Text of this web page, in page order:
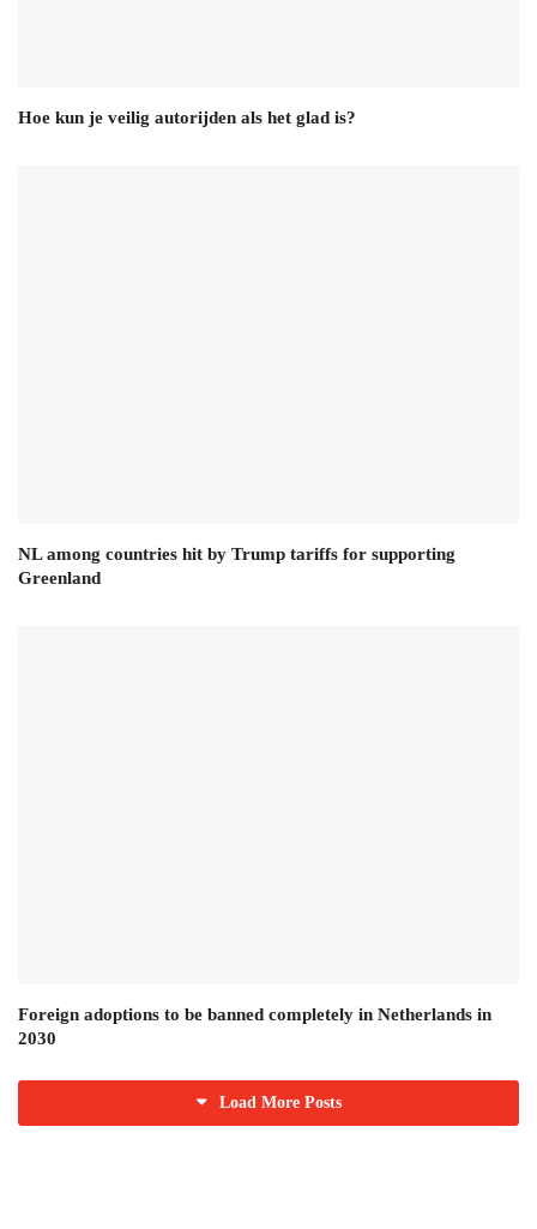
Hoe kun je veilig autorijden als het glad is?
NL among countries hit by Trump tariffs for supporting
Greenland
Foreign adoptions to be banned completely in Netherlands in
2030
Load More Posts